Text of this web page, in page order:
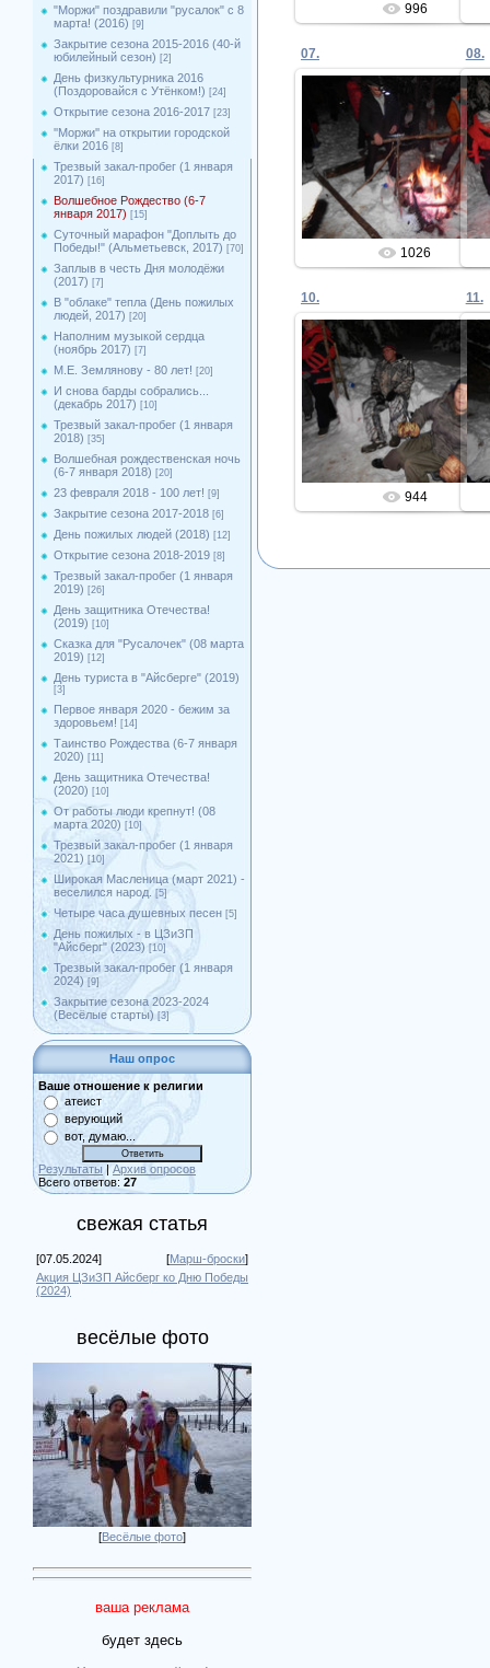
"Моржи" поздравили "русалок" с 8
марта! (2016) [9]
Закрытие сезона 2015-2016 (40-й
юбилейный сезон) [2]
День физкультурника 2016
(Поздоровайся с Утёнком!) [24]
Открытие сезона 2016-2017 [23]
''Моржи'' на открытии городской
ёлки 2016 [8]
Трезвый закал-пробег (1 января
2017) [16]
Волшебное Рождество (6-7
января 2017) [15]
Суточный марафон "Доплыть до
Победы!" (Альметьевск, 2017) [70]
Заплыв в честь Дня молодёжи
(2017) [7]
В "облаке" тепла (День пожилых
людей, 2017) [20]
Наполним музыкой сердца
(ноябрь 2017) [7]
М.Е. Землянову - 80 лет! [20]
И снова барды собрались...
(декабрь 2017) [10]
Трезвый закал-пробег (1 января
2018) [35]
Волшебная рождественская ночь
(6-7 января 2018) [20]
23 февраля 2018 - 100 лет! [9]
Закрытие сезона 2017-2018 [6]
День пожилых людей (2018) [12]
Открытие сезона 2018-2019 [8]
Трезвый закал-пробег (1 января
2019) [26]
День защитника Отечества!
(2019) [10]
Сказка для "Русалочек" (08 марта
2019) [12]
День туриста в "Айсберге" (2019)
[3]
Первое января 2020 - бежим за
здоровьем! [14]
Таинство Рождества (6-7 января
2020) [11]
День защитника Отечества!
(2020) [10]
От работы люди крепнут! (08
марта 2020) [10]
Трезвый закал-пробег (1 января
2021) [10]
Широкая Масленица (март 2021) -
веселился народ.
[5]
Четыре часа душевных песен [5]
День пожилых - в ЦЗиЗП
"Айсберг" (2023) [10]
Трезвый закал-пробег (1 января
2024) [9]
Закрытие сезона 2023-2024
(Весёлые старты) [3]
Наш опрос
Ваше отношение к религии
атеист
верующий
вот, думаю...
Результаты | Архив опросов
Всего ответов: 27
свежая статья
[07.05.2024] [Марш-броски]
Акция ЦЗиЗП Айсберг ко Дню Победы
(2024)
весёлые фото
[Весёлые фото]
ваша реклама
будет здесь
996
07.
08.01.2017
Admin
1026
08.
10.
08.01.2017
Admin
944
11.